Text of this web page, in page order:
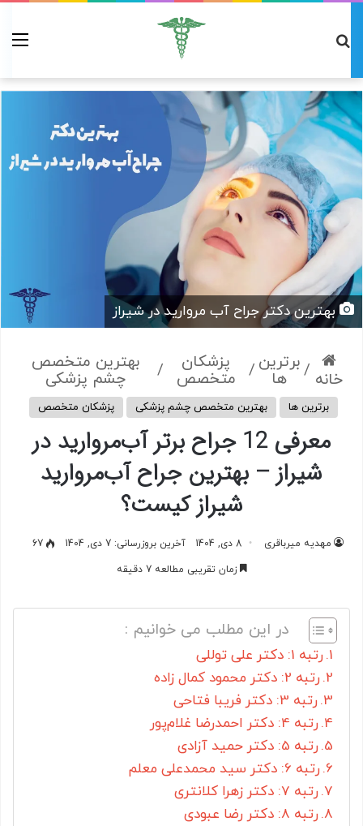
بهترین دکتر جراح آب مروارید در شیراز
خانه /برترین
ها / پزشکان
متخصص / بهترین متخصص
چشم پزشکی
برترین ها بهترین متخصص چشم پزشکی پزشکان متخصص
معرفی 12 جراح برتر آب‌مروارید در
شیراز – بهترین جراح آب‌مروارید
شیراز کیست؟
مهدیه میرباقری 8 دی, 1404 آخرین بروزرسانی: 7 دی, 1404
67
زمان تقریبی مطالعه 7 دقیقه
در این مطلب می خوانیم :
رتبه 1: دکتر علی توللی
رتبه 2: دکتر محمود کمال زاده
رتبه 3: دکتر فریبا فتاحی
رتبه 4: دکتر احمدرضا غلام‌پور
رتبه 5: دکتر حمید آزادی
رتبه 6: دکتر سید محمدعلی معلم
رتبه 7: دکتر زهرا کلانتری
رتبه 8: دکتر رضا عبودی